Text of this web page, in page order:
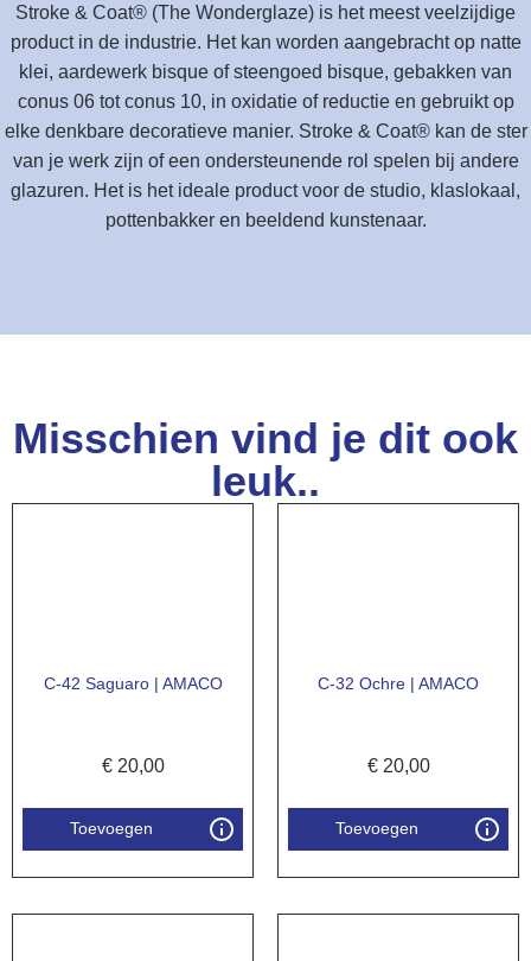
Stroke & Coat® (The Wonderglaze) is het meest veelzijdige
product in de industrie. Het kan worden aangebracht op natte
klei, aardewerk bisque of steengoed bisque, gebakken van
conus 06 tot conus 10, in oxidatie of reductie en gebruikt op
elke denkbare decoratieve manier. Stroke & Coat® kan de ster
van je werk zijn of een ondersteunende rol spelen bij andere
glazuren. Het is het ideale product voor de studio, klaslokaal,
pottenbakker en beeldend kunstenaar.
Misschien vind je dit ook
leuk..
C-42 Saguaro | AMACO
€20,00
Toevoegen
C-32 Ochre | AMACO
€20,00
Toevoegen